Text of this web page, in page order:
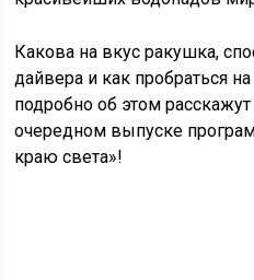
Какова на вкус ракушка,
дайвера и как пробраться
подробно об этом
очередном выпуске
краю света»!